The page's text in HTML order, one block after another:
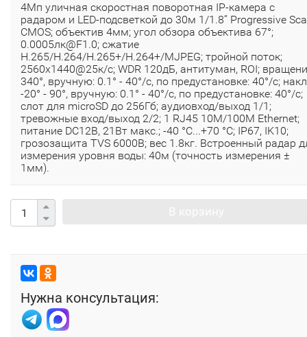
4Мп уличная скоростная поворотная IP-камера с
радаром и LED-подсветкой до 30м 1/1.8’’ Progressive
CMOS; объектив 4мм; угол обзора объектива 67°;
0.0005лк@F1.0; сжатие
H.265/H.264/H.265+/H.264+/MJPEG; тройной поток;
2560х1440@25к/с; WDR 120дБ, антитуман, ROI;
340°, вручную: 0.1° - 40°/с, по предустановке: 40°/с;
-20° - 90°, вручную: 0.1° - 40°/с, по предустановке: 40°/с;
слот для microSD до 256Гб; аудиовход/выход 1/1;
тревожные вход/выход 2/2; 1 RJ45 10M/100M Ethernet;
питание DC12В, 21Вт макс.; -40 °C...+70 °C; IP67, IK10;
грозозащита TVS 6000B; вес 1.8кг. Встроенный радар
измерения уровня воды: 40м (точность измерения ±
1мм).
Нужна консультация: